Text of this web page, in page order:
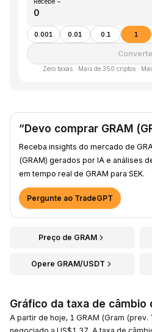
0.001 0.01 0.1 1
Zero taxas · Mais de 350 criptos ·
“Devo comprar GRAM
Receba insights do mercado de
(GRAM) gerados por IA e análises
em tempo real de GRAM para SEK.
Pergunte ao TradeGPT
Preço de GRAM
Opere GRAM/USDT
Gráfico da taxa de câmbio
A partir de hoje, 1 GRAM (Gram (prev.
negociado a US$1.37. A taxa de